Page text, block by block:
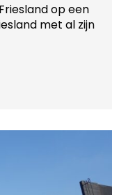
op een
met al zijn